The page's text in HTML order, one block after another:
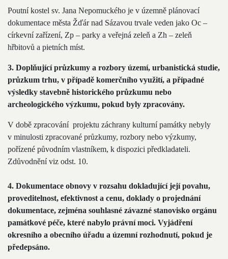
Poutní kostel sv. Jana Nepomuckého je v územně plánovací
dokumentace města Žďár nad Sázavou trvale veden jako Oc –
církevní zařízení, Zp – parky a veřejná zeleň a Zh – zeleň
hřbitovů a pietních míst.
3. Doplňující průzkumy a rozbory území, urbanistická studie,
průzkum trhu, v případě komerčního využití, a případné
výsledky stavebně historického průzkumu nebo
archeologického výzkumu, pokud byly zpracovány.
V době zpracování projektu záchrany kulturní památky nebyly
v minulosti zpracované průzkumy, rozbory nebo výzkumy,
pořízené původním vlastníkem, k dispozici předkladateli.
Zdůvodnění viz odst. 10.
4. Dokumentace obnovy v rozsahu dokladující její povahu,
proveditelnost, efektivnost a cenu, doklady o projednání
dokumentace, zejména souhlasné závazné stanovisko orgánu
památkové péče, které nabylo právní moci. Vyjádření
okresního a obecního úřadu a územní rozhodnutí, pokud je
předepsáno.